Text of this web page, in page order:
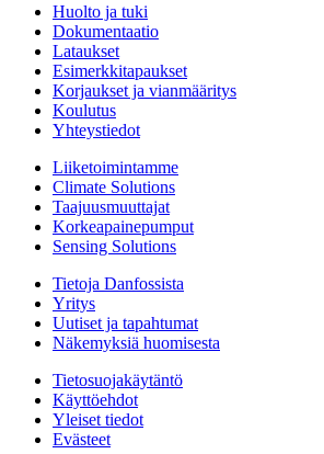
Huolto ja tuki
Dokumentaatio
Lataukset
Esimerkkitapaukset
Korjaukset ja vianmääritys
Koulutus
Yhteystiedot
Liiketoimintamme
Climate Solutions
Taajuusmuuttajat
Korkeapainepumput
Sensing Solutions
Tietoja Danfossista
Yritys
Uutiset ja tapahtumat
Näkemyksiä huomisesta
Tietosuojakäytäntö
Käyttöehdot
Yleiset tiedot
Evästeet